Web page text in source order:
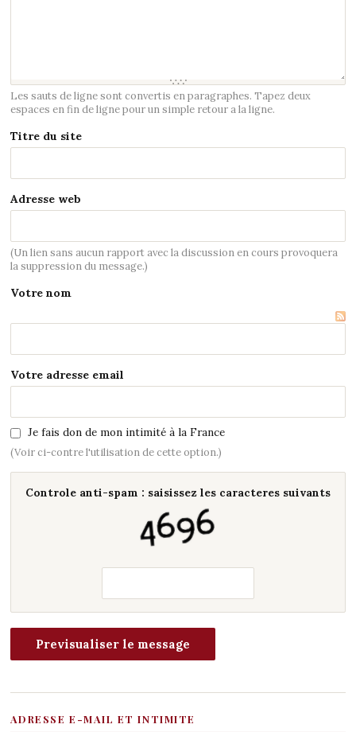
Les sauts de ligne sont convertis en paragraphes. Tapez deux
espaces en fin de ligne pour un simple retour a la ligne.
Titre du site
Adresse web
(Un lien sans aucun rapport avec la discussion en cours provoquera
la suppression du message.)
Votre nom
Votre adresse email
Je fais don de mon intimité à la France
(Voir ci-contre l'utilisation de cette option.)
Controle anti-spam : saisissez les caracteres suivants
ADRESSE E-MAIL ET INTIMITE